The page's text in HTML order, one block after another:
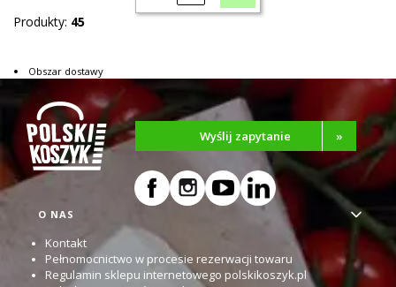
Produkty: 45
Obszar dostawy
Linki w stopce
O NAS
Kontakt
Pełnomocnictwo w procesie rezerwacji towaru
Regulamin sklepu internetowego polskikoszyk.pl
Wyślij zapytanie »